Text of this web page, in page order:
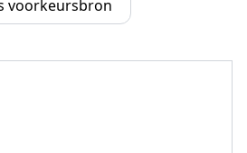
voorkeursbron